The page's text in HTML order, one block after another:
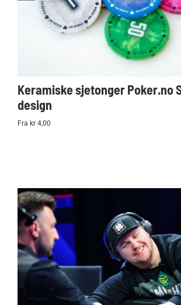
Keramiske sjetonger Poker.no
design
Fra kr 4,00